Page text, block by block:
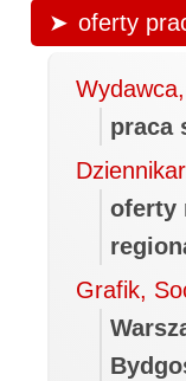
oferty
praca
oferty
Grafik,